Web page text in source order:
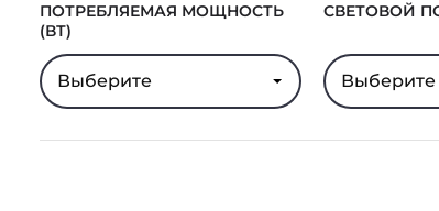
ПОТРЕБЛЯЕМАЯ МОЩНОСТЬ
(ВТ)
Выберите
СВЕТОВОЙ
Выберите